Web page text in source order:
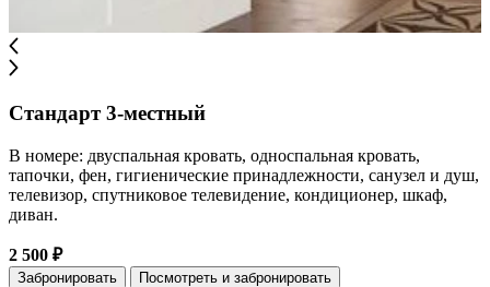
Стандарт 3-местный
В номере: двуспальная кровать, односпальная кровать,
тапочки, фен, гигиенические принадлежности, санузел и душ,
телевизор, спутниковое телевидение, кондиционер, шкаф,
диван.
2 500 ₽
Забронировать Посмотреть и забронировать